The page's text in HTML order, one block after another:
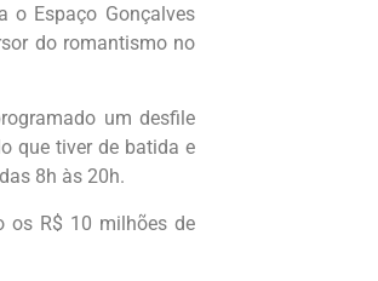
o Espaço Gonçalves
do romantismo no
um desfile
que tiver de batida e
8h às 20h.
os R$ 10 milhões de